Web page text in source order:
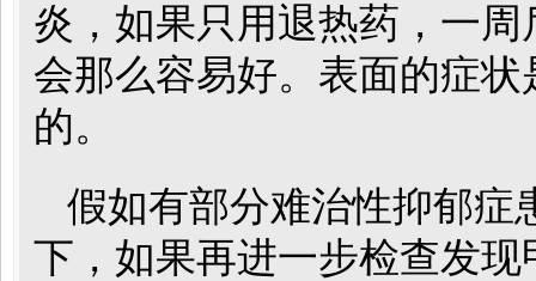
炎，如果只用退热药，一
会那么容易好。表面的症
的。
假如有部分难治性抑郁症
下，如果再进一步检查发